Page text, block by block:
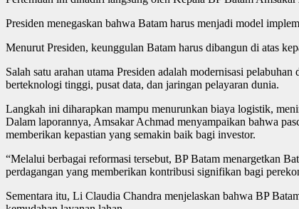
Presiden menegaskan bahwa Batam harus menjadi model
Menurut Presiden, keunggulan Batam harus dibangun di atas
Salah satu arahan utama Presiden adalah modernisasi
berteknologi tinggi, pusat data, dan jaringan pelayaran dunia.
Langkah ini diharapkan mampu menurunkan biaya logistik,
Dalam laporannya, Amsakar Achmad menyampaikan bahwa
memberikan kepastian yang semakin baik bagi investor.
“Melalui berbagai reformasi tersebut, BP Batam menargetkan
perdagangan yang memberikan kontribusi signifikan bagi
Sementara itu, Li Claudia Chandra menjelaskan bahwa BP